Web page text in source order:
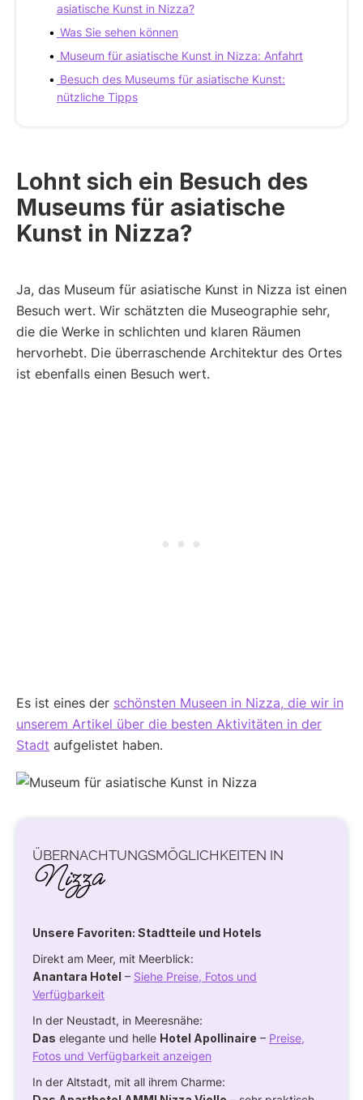
asiatische Kunst in Nizza?
Was Sie sehen können
Museum für asiatische Kunst in Nizza: Anfahrt
Besuch des Museums für asiatische Kunst:
nützliche Tipps
Lohnt sich ein Besuch des
Museums für asiatische
Kunst in Nizza?
Ja, das Museum für asiatische Kunst in Nizza ist einen
Besuch wert. Wir schätzten die Museographie sehr,
die die Werke in schlichten und klaren Räumen
hervorhebt. Die überraschende Architektur des Ortes
ist ebenfalls einen Besuch wert.
Es ist eines der schönsten Museen in Nizza, die wir in
unserem Artikel über die besten Aktivitäten in der
Stadt aufgelistet haben.
ÜBERNACHTUNGSMÖGLICHKEITEN IN
Nizza
Unsere Favoriten: Stadtteile und Hotels
Direkt am Meer, mit Meerblick:
Anantara Hotel – Siehe Preise, Fotos und
Verfügbarkeit
In der Neustadt, in Meeresnähe:
Das elegante und helle Hotel Apollinaire – Preise,
Fotos und Verfügbarkeit anzeigen
In der Altstadt, mit all ihrem Charme: